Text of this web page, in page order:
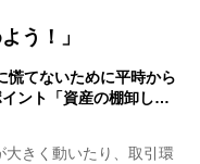
う！」
慌てないために平時から
ント「資産の棚卸し…
きく動いたり、取引環